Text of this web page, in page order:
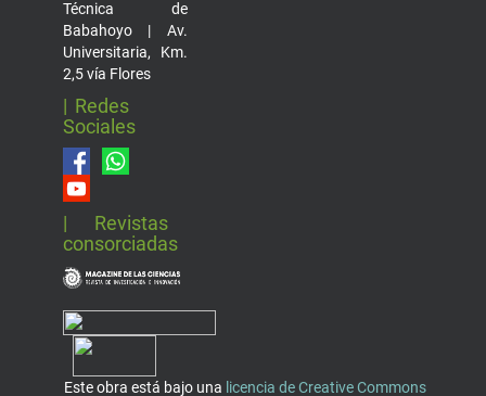
Técnica de
Babahoyo | Av.
Universitaria, Km.
2,5 vía Flores
| Redes
Sociales
| Revistas
consorciadas
Este obra está bajo una licencia de Creative Commons